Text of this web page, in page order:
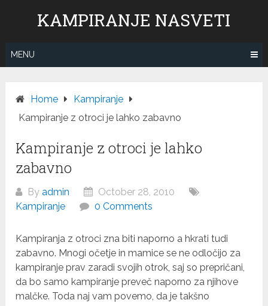
KAMPIRANJE NASVETI
MENU
Home
Kampiranje
Kampiranje z otroci je lahko zabavno
Kampiranje z otroci je lahko
zabavno
Byadmin
October 28, 2010
Kampiranje
0 Comments
Kampiranja z otroci zna biti naporno a hkrati tudi
zabavno. Mnogi očetje in mamice se ne odločijo za
kampiranje prav zaradi svojih otrok, saj so prepričani,
da bo samo kampiranje preveč naporno za njihove
malčke. Toda naj vam povemo, da je takšno